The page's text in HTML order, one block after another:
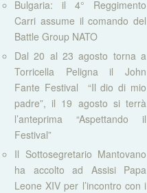
Bulgaria: il 4° Reggimento
Carri assume il comando del
Battle Group NATO
Dal 20 al 23 agosto torna a
Torricella Peligna il John
Fante Festival “Il dio di mio
padre”, il 19 agosto si terrà
l’anteprima “Aspettando il
Festival”
Il Sottosegretario Mantovano
ha accolto ad Assisi Papa
Leone XIV per l’incontro con i